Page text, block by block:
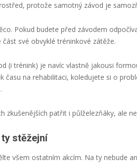
protože samotný závod je
Pokud budete před závodem
své obvyklé tréninkové zátěže.
(i trénink) je navíc vlastně jakousi
času na rehabilitaci, koledujete si o
zkušenějších patřit i půlželezňáky, ale
ty stěžejní
všem ostatním akcím. Na ty nebude